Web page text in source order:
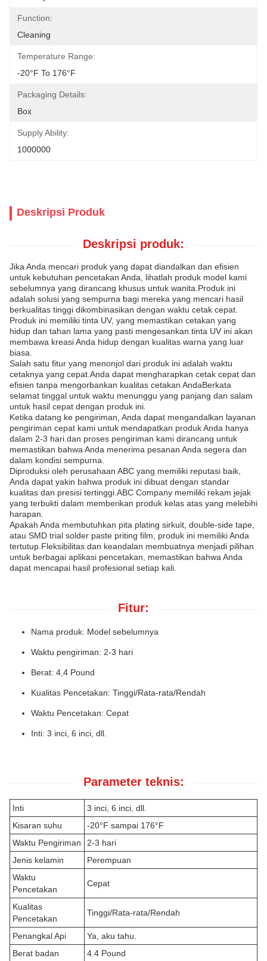
Function:
Cleaning
Temperature Range:
-20°F To 176°F
Packaging Details:
Box
Supply Ability:
1000000
Deskripsi Produk
Deskripsi produk:
Jika Anda mencari produk yang dapat diandalkan dan efisien
untuk kebutuhan pencetakan Anda, lihatlah produk model kami
sebelumnya yang dirancang khusus untuk wanita.Produk ini
adalah solusi yang sempurna bagi mereka yang mencari hasil
berkualitas tinggi dikombinasikan dengan waktu cetak cepat.
Produk ini memiliki tinta UV, yang memastikan cetakan yang
hidup dan tahan lama yang pasti mengesankan.tinta UV ini akan
membawa kreasi Anda hidup dengan kualitas warna yang luar
biasa.
Salah satu fitur yang menonjol dari produk ini adalah waktu
cetaknya yang cepat.Anda dapat mengharapkan cetak cepat dan
efisien tanpa mengorbankan kualitas cetakan AndaBerkata
selamat tinggal untuk waktu menunggu yang panjang dan salam
untuk hasil cepat dengan produk ini.
Ketika datang ke pengiriman, Anda dapat mengandalkan layanan
pengiriman cepat kami untuk mendapatkan produk Anda hanya
dalam 2-3 hari.dan proses pengiriman kami dirancang untuk
memastikan bahwa Anda menerima pesanan Anda segera dan
dalam kondisi sempurna.
Diproduksi oleh perusahaan ABC yang memiliki reputasi baik,
Anda dapat yakin bahwa produk ini dibuat dengan standar
kualitas dan presisi tertinggi.ABC Company memiliki rekam jejak
yang terbukti dalam memberikan produk kelas atas yang melebihi
harapan.
Apakah Anda membutuhkan pita plating sirkuit, double-side tape,
atau SMD trial solder paste priting film, produk ini memiliki Anda
tertutup.Fleksibilitas dan keandalan membuatnya menjadi pilihan
untuk berbagai aplikasi pencetakan, memastikan bahwa Anda
dapat mencapai hasil profesional setiap kali.
Fitur:
Nama produk: Model sebelumnya
Waktu pengiriman: 2-3 hari
Berat: 4,4 Pound
Kualitas Pencetakan: Tinggi/Rata-rata/Rendah
Waktu Pencetakan: Cepat
Inti: 3 inci, 6 inci, dll.
Parameter teknis:
Inti
3 inci, 6 inci, dll.
Kisaran suhu
-20°F sampai 176°F
Waktu Pengiriman
2-3 hari
Jenis kelamin
Perempuan
Waktu
Pencetakan
Cepat
Kualitas
Pencetakan
Tinggi/Rata-rata/Rendah
Penangkal Api
Ya, aku tahu.
Berat badan
4.4 Pound